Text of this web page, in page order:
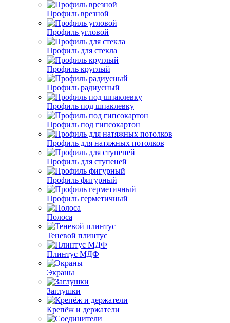
Профиль врезной
Профиль угловой
Профиль для стекла
Профиль круглый
Профиль радиусный
Профиль под шпаклевку
Профиль под гипсокартон
Профиль для натяжных потолков
Профиль для ступеней
Профиль фигурный
Профиль герметичный
Полоса
Теневой плинтус
Плинтус МДФ
Экраны
Заглушки
Крепёж и держатели